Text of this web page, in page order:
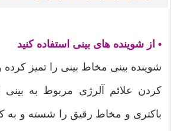
• از شوینده های بینی استفاده کنید
شوینده بینی مخاط بینی را تمیز
کردن علائم آلرژی مربوط به
باکتری و مخاط رقیق را شسته و